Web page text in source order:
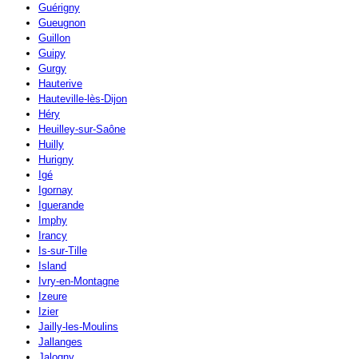
Guérigny
Gueugnon
Guillon
Guipy
Gurgy
Hauterive
Hauteville-lès-Dijon
Héry
Heuilley-sur-Saône
Huilly
Hurigny
Igé
Igornay
Iguerande
Imphy
Irancy
Is-sur-Tille
Island
Ivry-en-Montagne
Izeure
Izier
Jailly-les-Moulins
Jallanges